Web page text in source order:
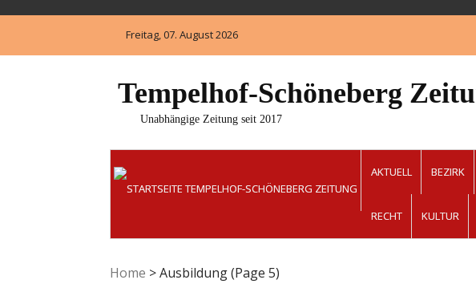
Freitag, 07. August 2026
Tempelhof-Schöneberg
Unabhängige Zeitung seit 2017
AKTUELL BEZIRK
RECHT KULTUR
Home >Ausbildung(Page 5)